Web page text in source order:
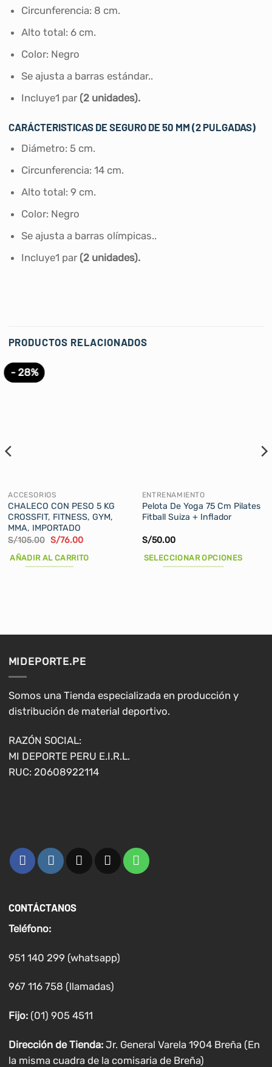
Circunferencia: 8 cm.
Alto total: 6 cm.
Color: Negro
Se ajusta a barras estándar..
Incluye1 par (2 unidades).
CARÁCTERISTICAS DE SEGURO DE 50 MM (2 PULGADAS)
Diámetro: 5 cm.
Circunferencia: 14 cm.
Alto total: 9 cm.
Color: Negro
Se ajusta a barras olímpicas..
Incluye1 par (2 unidades).
PRODUCTOS RELACIONADOS
- 28%
ACCESORIOS
CHALECO CON PESO 5 KG
CROSSFIT, FITNESS, GYM,
MMA, IMPORTADO
S/105.00 El
original
era:
S/76.00El
actual
AÑADIR AL CARRITO
ENTRENAMIENTO
Pelota De Yoga 75 Cm Pilates
Fitball Suiza + Inflador
S/50.00
SELECCIONAR OPCIONES
elegir
en
MIDEPORTE.PE
Somos una Tienda especializada en producción y
distribución de material deportivo.
RAZÓN SOCIAL:
MI DEPORTE PERU E.I.R.L.
RUC: 20608922114
CONTÁCTANOS
Teléfono:
951 140 299 (whatsapp)
967 116 758 (llamadas)
Fijo:(01) 905 4511
Dirección de Tienda: Jr. General Varela 1904 Breña (En
la misma cuadra de la comisaria de Breña)